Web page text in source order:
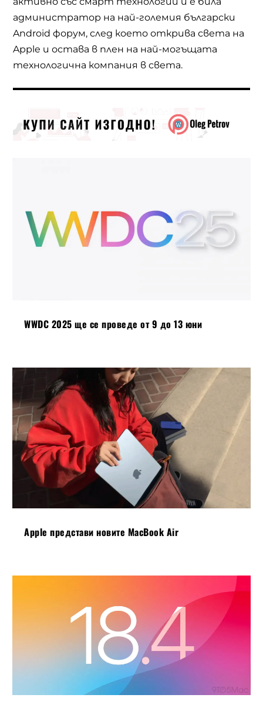
администратор на най-големия български
Android форум, след което открива света на
Apple и остава в плен на най-могъщата
технологична компания в света.
WWDC 2025 ще се проведе от 9 до 13 юни
Apple представи новите MacBook Air